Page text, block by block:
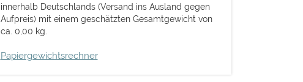
innerhalb Deutschlands (Versand ins Ausland gegen
Aufpreis) mit einem geschätzten Gesamtgewicht von
ca. 0,00 kg.
Papiergewichtsrechner